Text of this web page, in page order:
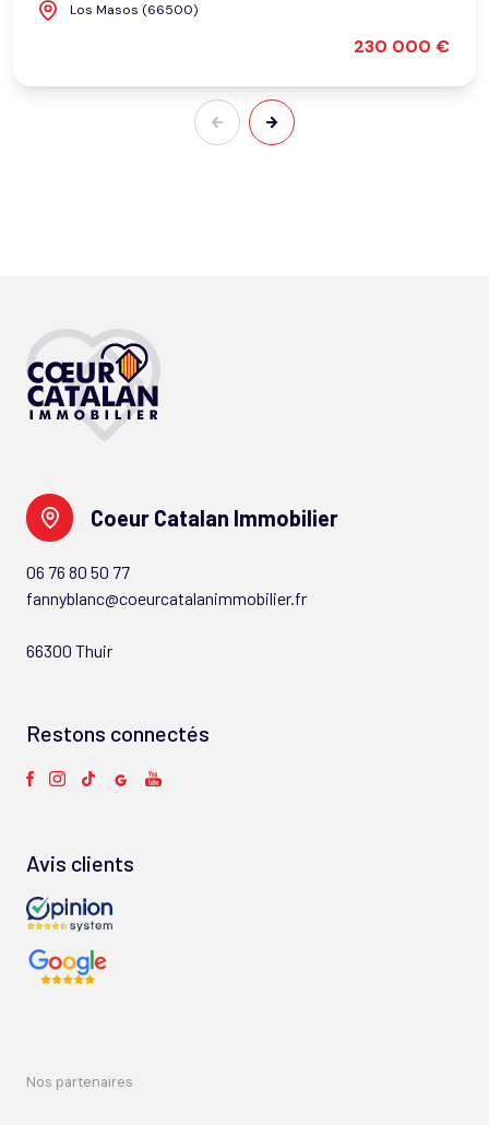
Los Masos (66500)
230 000 €
Coeur Catalan Immobilier
06 76 80 50 77
fannyblanc@coeurcatalanimmobilier.fr
66300 Thuir
Restons connectés
Avis clients
nos partenaires